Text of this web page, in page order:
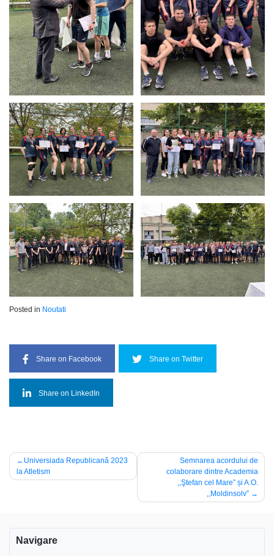
Posted in Noutati
Share on Facebook Share on Twitter
Share on LinkedIn
Navigare
în
Universiada Republicană 2023
la Atletism
Semnarea acordului de
colaborare dintre Academia
,,Ştefan cel Mare” și A.O.
,,Moldinsolv”
Navigare